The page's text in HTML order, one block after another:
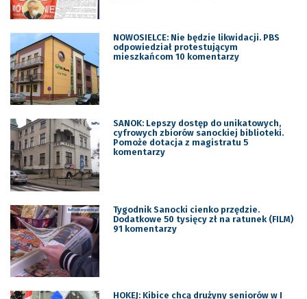
NOWOSIELCE: Nie będzie likwidacji. PBS
odpowiedział protestującym
mieszkańcom 10 komentarzy
SANOK: Lepszy dostęp do unikatowych,
cyfrowych zbiorów sanockiej biblioteki.
Pomoże dotacja z magistratu 5
komentarzy
Tygodnik Sanocki cienko przędzie.
Dodatkowe 50 tysięcy zł na ratunek (FILM)
91 komentarzy
HOKEJ: Kibice chcą drużyny seniorów w I